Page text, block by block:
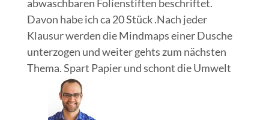
abwaschbaren Folienstiften beschriftet.
Davon habe ich ca 20 Stück .Nach jeder
Klausur werden die Mindmaps einer Dusche
unterzogen und weiter gehts zum nächsten
Thema. Spart Papier und schont die Umwelt